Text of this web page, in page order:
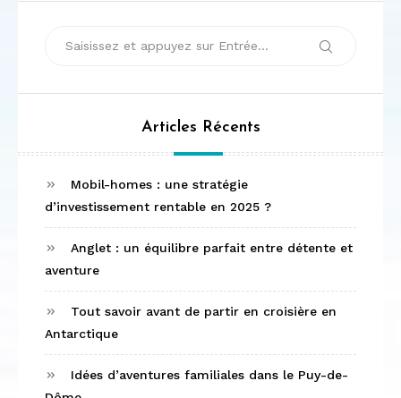
Articles Récents
Mobil-homes : une stratégie
d’investissement rentable en 2025 ?
Anglet : un équilibre parfait entre détente et
aventure
Tout savoir avant de partir en croisière en
Antarctique
Idées d’aventures familiales dans le Puy-de-